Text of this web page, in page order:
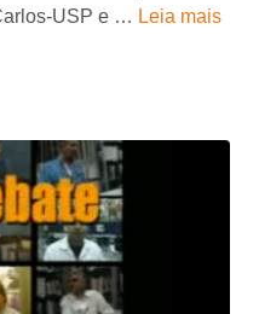
USP e … Leia mais